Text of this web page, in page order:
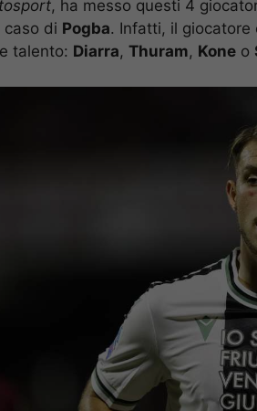
, ha messo questi 4
caso di Pogba. Infatti, il
talento: Diarra, Thuram, Kone o